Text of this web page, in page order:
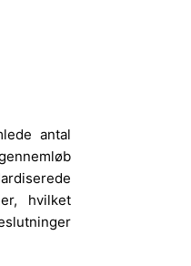
antal
hvilket